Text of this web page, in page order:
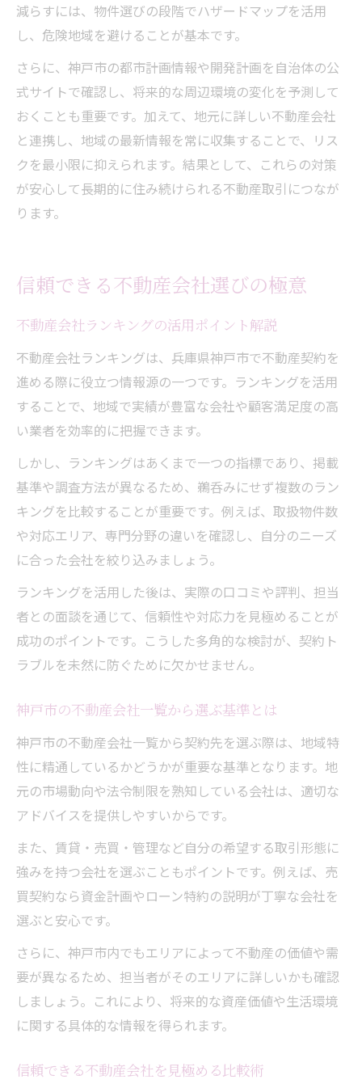
減らすには、物件選びの段階でハザードマップを活用
し、危険地域を避けることが基本です。
さらに、神戸市の都市計画情報や開発計画を自治体の公
式サイトで確認し、将来的な周辺環境の変化を予測して
おくことも重要です。加えて、地元に詳しい不動産会社
と連携し、地域の最新情報を常に収集することで、リス
クを最小限に抑えられます。結果として、これらの対策
が安心して長期的に住み続けられる不動産取引につなが
ります。
信頼できる不動産会社選びの極意
不動産会社ランキングの活用ポイント解説
不動産会社ランキングは、兵庫県神戸市で不動産契約を
進める際に役立つ情報源の一つです。ランキングを活用
することで、地域で実績が豊富な会社や顧客満足度の高
い業者を効率的に把握できます。
しかし、ランキングはあくまで一つの指標であり、掲載
基準や調査方法が異なるため、鵜呑みにせず複数のラン
キングを比較することが重要です。例えば、取扱物件数
や対応エリア、専門分野の違いを確認し、自分のニーズ
に合った会社を絞り込みましょう。
ランキングを活用した後は、実際の口コミや評判、担当
者との面談を通じて、信頼性や対応力を見極めることが
成功のポイントです。こうした多角的な検討が、契約ト
ラブルを未然に防ぐために欠かせません。
神戸市の不動産会社一覧から選ぶ基準とは
神戸市の不動産会社一覧から契約先を選ぶ際は、地域特
性に精通しているかどうかが重要な基準となります。地
元の市場動向や法令制限を熟知している会社は、適切な
アドバイスを提供しやすいからです。
また、賃貸・売買・管理など自分の希望する取引形態に
強みを持つ会社を選ぶこともポイントです。例えば、売
買契約なら資金計画やローン特約の説明が丁寧な会社を
選ぶと安心です。
さらに、神戸市内でもエリアによって不動産の価値や需
要が異なるため、担当者がそのエリアに詳しいかも確認
しましょう。これにより、将来的な資産価値や生活環境
に関する具体的な情報を得られます。
信頼できる不動産会社を見極める比較術